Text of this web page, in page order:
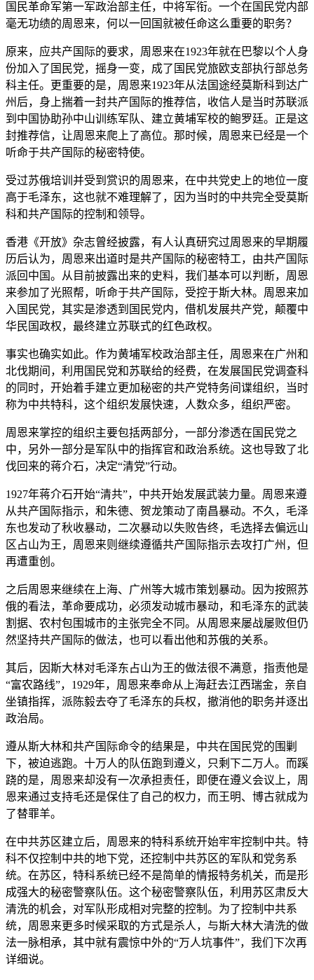
国民革命军第一军政治部主任，中将军衔。一个在国民党内部
毫无功绩的周恩来，何以一回国就被任命这么重要的职务？
原来，应共产国际的要求，周恩来在1923年就在巴黎以个人身
份加入了国民党，摇身一变，成了国民党旅欧支部执行部总务
科主任。更重要的是，周恩来1923年从法国途经莫斯科到达广
州后，身上揣着一封共产国际的推荐信，收信人是当时苏联派
到中国协助孙中山训练军队、建立黄埔军校的鲍罗廷。正是这
封推荐信，让周恩来爬上了高位。那时候，周恩来已经是一个
听命于共产国际的秘密特使。
受过苏俄培训并受到赏识的周恩来，在中共党史上的地位一度
高于毛泽东，这也就不难理解了，因为当时的中共完全受莫斯
科和共产国际的控制和领导。
香港《开放》杂志曾经披露，有人认真研究过周恩来的早期履
历后认为，周恩来出道时是共产国际的秘密特工，由共产国际
派回中国。从目前披露出来的史料，我们基本可以判断，周恩
来参加了光照帮，听命于共产国际，受控于斯大林。周恩来加
入国民党，其实是渗透到国民党内，借机发展共产党，颠覆中
华民国政权，最终建立苏联式的红色政权。
事实也确实如此。作为黄埔军校政治部主任，周恩来在广州和
北伐期间，利用国民党和苏联给的经费，在发展国民党调查科
的同时，开始着手建立更加秘密的共产党特务间谍组织，当时
称为中共特科，这个组织发展快速，人数众多，组织严密。
周恩来掌控的组织主要包括两部分，一部分渗透在国民党之
中，另外一部分是军队中的指挥官和政治系统。这也导致了北
伐回来的蒋介石，决定“清党”行动。
1927年蒋介石开始“清共”，中共开始发展武装力量。周恩来遵
从共产国际指示，和朱德、贺龙策动了南昌暴动。不久，毛泽
东也发动了秋收暴动，二次暴动以失败告终，毛选择去偏远山
区占山为王，周恩来则继续遵循共产国际指示去攻打广州，但
再遭重创。
之后周恩来继续在上海、广州等大城市策划暴动。因为按照苏
俄的看法，革命要成功，必须发动城市暴动，和毛泽东的武装
割据、农村包围城市的主张完全不同。从周恩来屡战屡败但仍
然坚持共产国际的做法，也可以看出他和苏俄的关系。
其后，因斯大林对毛泽东占山为王的做法很不满意，指责他是
“富农路线”，1929年，周恩来奉命从上海赶去江西瑞金，亲自
坐镇指挥，派陈毅去夺了毛泽东的兵权，撤消他的职务并逐出
政治局。
遵从斯大林和共产国际命令的结果是，中共在国民党的围剿
下，被迫逃跑。十万人的队伍跑到遵义，只剩下二万人。而蹊
跷的是，周恩来却没有一次承担责任，即便在遵义会议上，周
恩来通过支持毛还是保住了自己的权力，而王明、博古就成为
了替罪羊。
在中共苏区建立后，周恩来的特科系统开始牢牢控制中共。特
科不仅控制中共的地下党，还控制中共苏区的军队和党务系
统。在苏区，特科系统已经不是简单的情报特务机关，而是形
成强大的秘密警察队伍。这个秘密警察队伍，利用苏区肃反大
清洗的机会，对军队形成相对完整的控制。为了控制中共系
统，周恩来更多时候采取的方式是杀人，与斯大林大清洗的做
法一脉相承，其中就有震惊中外的“万人坑事件”，我们下次再
详细说。